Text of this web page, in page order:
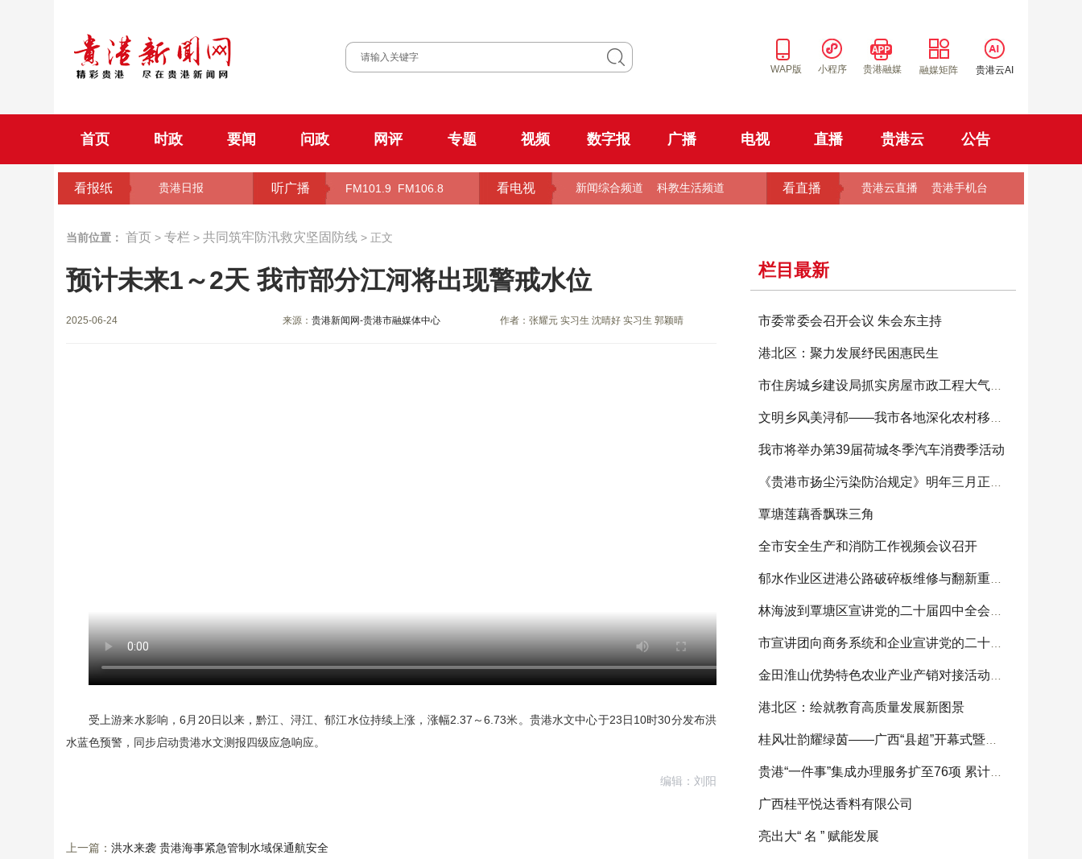
WAP版 小程序 贵港融媒 融媒矩阵 贵港云AI
首页 时政 要闻 问政 网评 专题 视频 数字报 广播 电视 直播 贵港云 公告
看报纸 贵港日报 听广播 FM101.9 FM106.8 看电视 新闻综合频道 科教生活频道 看直播 贵港云直播 贵港手机台
当前位置： 首页 > 专栏 > 共同筑牢防汛救灾坚固防线 > 正文
预计未来1～2天 我市部分江河将出现警戒水位
2025-06-24 来源：贵港新闻网-贵港市融媒体中心 作者：张耀元 实习生 沈晴好 实习生 郭颖晴
受上游来水影响，6月20日以来，黔江、浔江、郁江水位持续上涨，涨幅2.37～6.73米。贵港水文中心于23日10时30分发布洪
水蓝色预警，同步启动贵港水文测报四级应急响应。
编辑：刘阳
上一篇： 洪水来袭 贵港海事紧急管制水域保通航安全
栏目最新
市委常委会召开会议 朱会东主持
港北区：聚力发展纾民困惠民生
我市将举办第39届荷城冬季汽车消费季活动
覃塘莲藕香飘珠三角
全市安全生产和消防工作视频会议召开
港北区：绘就教育高质量发展新图景
​广西桂平悦达香料有限公司
亮出大“ 名 ” 赋能发展